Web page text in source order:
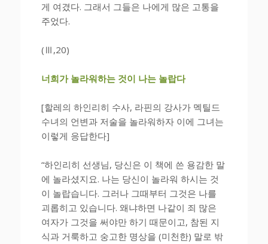
게 여겼다. 그래서 그들은 나에게 많은 고통을
주었다.
(Ⅲ,20)
너희가 놀라워하는 것이 나는 놀랍다
[할레의 하인리히 수사, 라핀의 강사가 멕틸드
수녀의 언변과 저술을 놀라워하자 이에 그녀는
이렇게 응답한다]
“하인리히 선생님, 당신은 이 책에 쓴 용감한 말
에 놀라셨지요. 나는 당신이 놀라워 하시는 것
이 놀랍습니다. 그러나 그때부터 그것은 나를
괴롭히고 있습니다. 왜냐하면 나같이 죄 많은
여자가 그것을 써야만 하기 때문이고, 참된 지
식과 거룩하고 숭고한 명상을 (미천한) 말로 밖